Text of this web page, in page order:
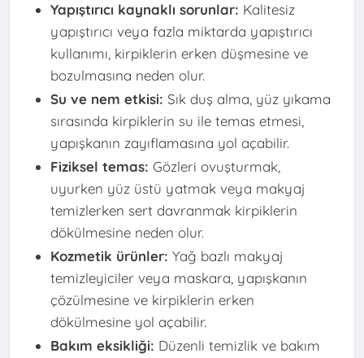
Yapıştırıcı kaynaklı sorunlar: Kalitesiz
yapıştırıcı veya fazla miktarda yapıştırıcı
kullanımı, kirpiklerin erken düşmesine ve
bozulmasına neden olur.
Su ve nem etkisi: Sık duş alma, yüz yıkama
sırasında kirpiklerin su ile temas etmesi,
yapışkanın zayıflamasına yol açabilir.
Fiziksel temas: Gözleri ovuşturmak,
uyurken yüz üstü yatmak veya makyaj
temizlerken sert davranmak kirpiklerin
dökülmesine neden olur.
Kozmetik ürünler: Yağ bazlı makyaj
temizleyiciler veya maskara, yapışkanın
çözülmesine ve kirpiklerin erken
dökülmesine yol açabilir.
Bakım eksikliği: Düzenli temizlik ve bakım